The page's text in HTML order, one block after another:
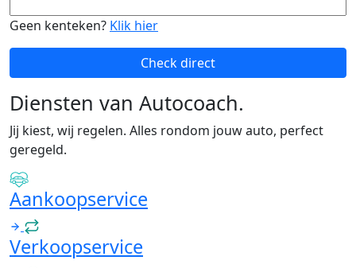
Geen kenteken? Klik hier
Check direct
Diensten van Autocoach.
Jij kiest, wij regelen. Alles rondom jouw auto, perfect
geregeld.
Aankoopservice
Verkoopservice